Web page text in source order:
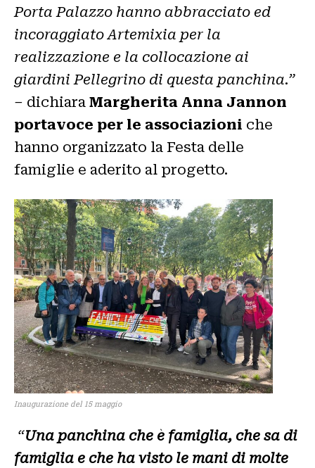
Porta Palazzo hanno abbracciato ed
incoraggiato Artemixia per la
realizzazione e la collocazione ai
giardini Pellegrino di questa panchina.”
– dichiara Margherita Anna Jannon
portavoce per le associazioni che
hanno organizzato la Festa delle
famiglie e aderito al progetto.
Inaugurazione del 15 maggio
“Una panchina che è famiglia, che sa di
famiglia e che ha visto le mani di molte